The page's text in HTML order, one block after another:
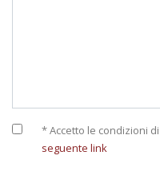
* Accetto le condizioni
seguente link